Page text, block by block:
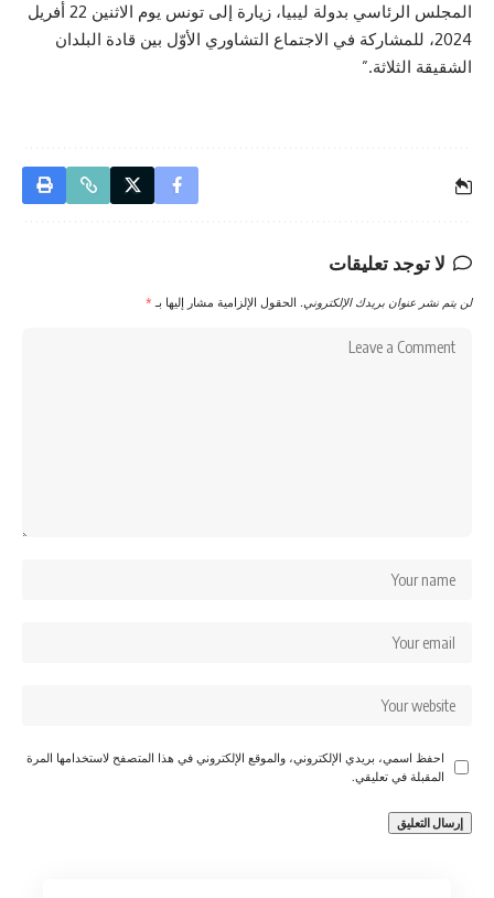
المجلس الرئاسي بدولة ليبيا، زيارة إلى تونس يوم الاثنين 22 أفريل
2024، للمشاركة في الاجتماع التشاوري الأوّل بين قادة البلدان
الشقيقة الثلاثة.”
لا توجد تعليقات
لن يتم نشر عنوان بريدك الإلكتروني. الحقول الإلزامية مشار إليها بـ *
احفظ اسمي، بريدي الإلكتروني، والموقع الإلكتروني في هذا المتصفح لاستخدامها المرة
المقبلة في تعليقي.